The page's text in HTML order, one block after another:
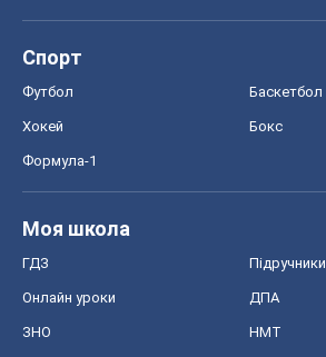
Спорт
Футбол Баскетбол
Хокей Бокс
Формула-1
Моя школа
ГДЗ Підручники
Онлайн уроки ДПА
ЗНО НМТ